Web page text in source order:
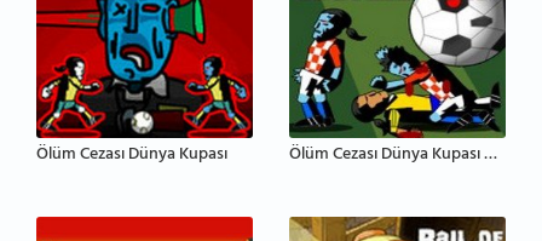
Ölüm Cezası Dünya Kupası Ölüm Cezası Dünya Kupası Rio